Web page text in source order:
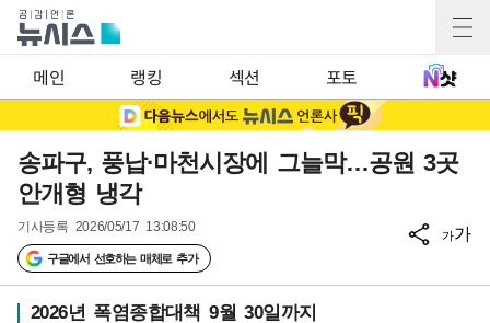
메인 랭킹 섹션 포토
송파구, 풍납·마천시장에 그늘막…공원 3곳
안개형 냉각
기사등록 2026/05/17 13:08:50
구글에서 선호하는 매체로 추가
가가
2026년 폭염종합대책 9월 30일까지